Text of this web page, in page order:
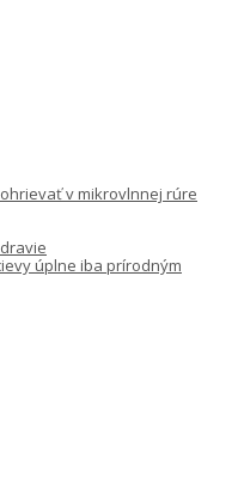
v mikrovlnnej rúre
úplne iba prírodným